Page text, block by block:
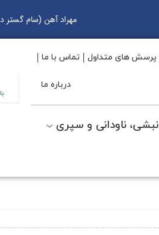
مهراد آهن (سام گستر
پرسش های متداول تماس با ما
درباره ما
نبشی، ناودانی و سپری